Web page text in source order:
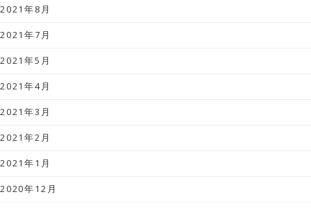
2021年8月
2021年7月
2021年5月
2021年4月
2021年3月
2021年2月
2021年1月
2020年12月